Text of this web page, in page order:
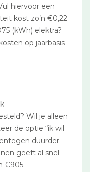
hiervoor een
kost zo’n €0,22
(kWh) elektra?
op jaarbasis
Wil je alleen
de optie “ik wil
duurder.
geeft al snel
€905.